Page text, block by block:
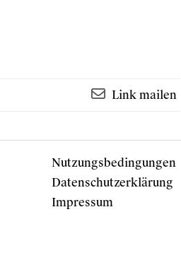
Link mailen
Nutzungsbedingungen
Datenschutzerklärung
Impressum